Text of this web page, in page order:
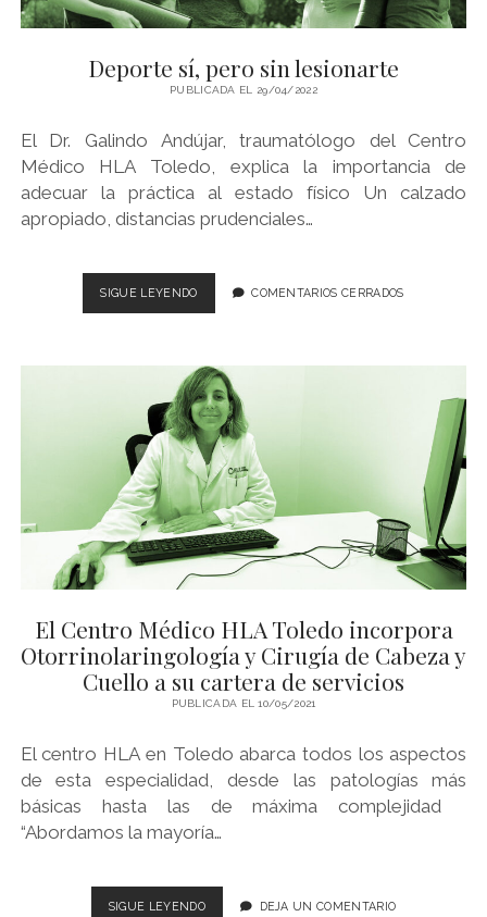
Deporte sí, pero sin lesionarte
PUBLICADA EL 29/04/2022
El Dr. Galindo Andújar, traumatólogo del Centro
Médico HLA Toledo, explica la importancia de
adecuar la práctica al estado físico Un calzado
apropiado, distancias prudenciales…
SIGUE LEYENDODEPORTE
SÍ,
LESIONARTE
COMENTARIOS CERRADOS
El Centro Médico HLA Toledo incorpora
Otorrinolaringología y Cirugía de Cabeza y
Cuello a su cartera de servicios
PUBLICADA EL 10/05/2021
El centro HLA en Toledo abarca todos los aspectos
de esta especialidad, desde las patologías más
básicas hasta las de máxima complejidad
“Abordamos la mayoría…
SIGUE LEYENDOEL
DEJA UN COMENTARIO